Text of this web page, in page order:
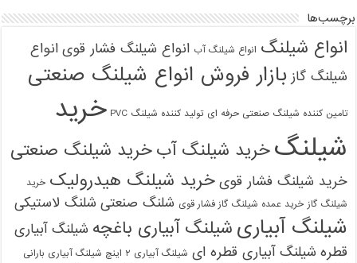
برچسب‌ها
انواع شیلنگ انواع شیلنگ آب انواع شیلنگ فشار قوی انواع
شیلنگ گاز بازار فروش انواع شیلنگ صنعتی
تامین کننده شیلنگ صنعتی حرفه ای تولید کننده شیلنگ PVC
خرید
شیلنگخرید شیلنگ آبخرید شیلنگ صنعتی
خرید شیلنگ فشار قوی خرید شیلنگ هیدرولیک خرید
شیلنگ گاز خرید عمده شیلنگ گاز فشار قوی شلنگ صنعتی شلنگ لاستیکی
شیلنگ آبیاری شیلنگ آبیاری باغچه شیلنگ آبیاری
قطره شیلنگ آبیاری قطره ای شیلنگ آبیاری ۲ اینچ شیلنگ آبیاری بارانی